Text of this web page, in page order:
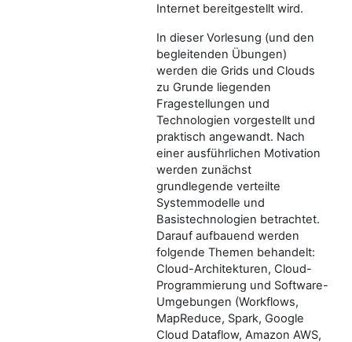
Internet bereitgestellt wird.
In dieser Vorlesung (und den
begleitenden Übungen)
werden die Grids und Clouds
zu Grunde liegenden
Fragestellungen und
Technologien vorgestellt und
praktisch angewandt. Nach
einer ausführlichen Motivation
werden zunächst
grundlegende verteilte
Systemmodelle und
Basistechnologien betrachtet.
Darauf aufbauend werden
folgende Themen behandelt:
Cloud-Architekturen, Cloud-
Programmierung und Software-
Umgebungen (Workflows,
MapReduce, Spark, Google
Cloud Dataflow, Amazon AWS,